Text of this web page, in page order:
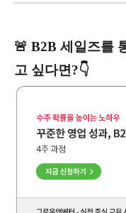
🚨 B2B 세일즈를
고 싶다면?👇